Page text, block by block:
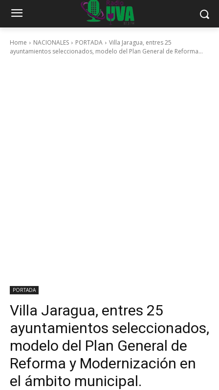
Home NACIONALES PORTADA
Villa Jaragua, entres 25
ayuntamientos seleccionados, modelo del Plan General de Reforma...
PORTADA
Villa Jaragua, entres 25
ayuntamientos seleccionados,
modelo del Plan General de
Reforma y Modernización en
el ámbito municipal.